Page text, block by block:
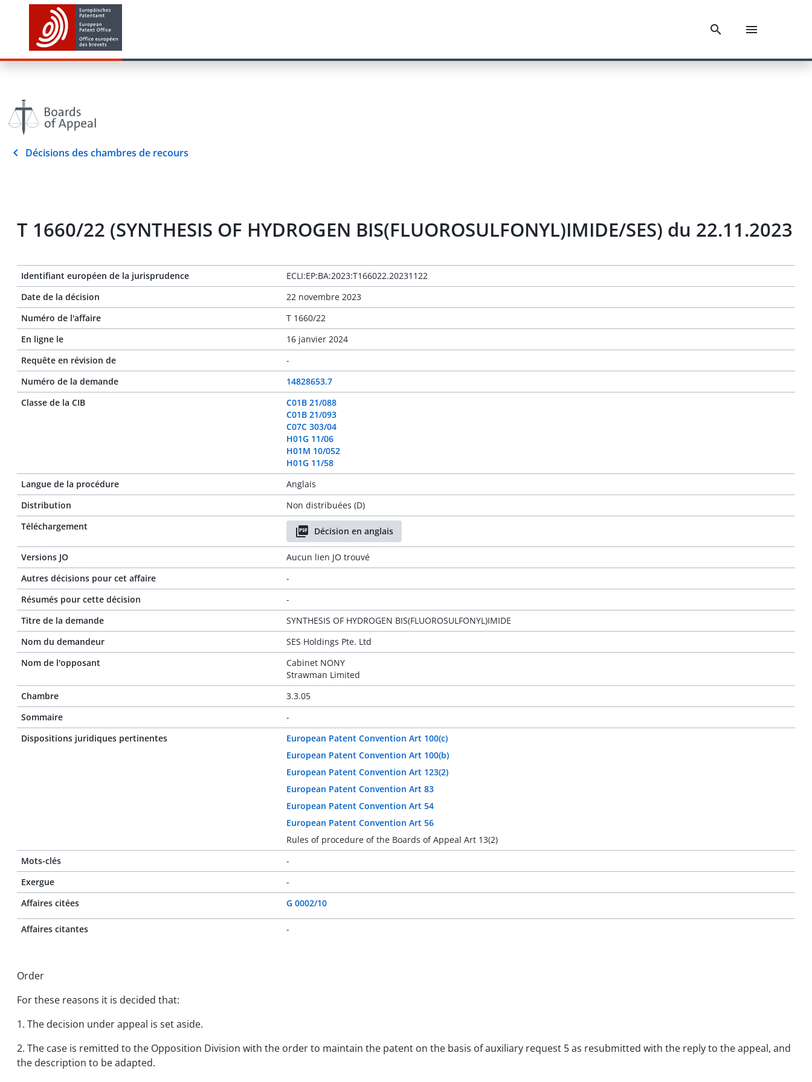
Décisions des chambres de recours
T 1660/22 (SYNTHESIS OF HYDROGEN BIS(FLUOROSULFONYL)IMIDE/SES) du 22.11.2023
Identifiant européen de la jurisprudence
ECLI:EP:BA:2023:T166022.20231122
Date de la décision
22 novembre 2023
Numéro de l'affaire
T 1660/22
En ligne le
16 janvier 2024
Requête en révision de
-
Numéro de la demande
14828653.7
Classe de la CIB
C01B 21/088
C01B 21/093
C07C 303/04
H01G 11/06
H01M 10/052
H01G 11/58
Langue de la procédure
Anglais
Distribution
Non distribuées (D)
Téléchargement
Décision en anglais
Versions JO
Aucun lien JO trouvé
Autres décisions pour cet affaire
-
Résumés pour cette décision
-
Titre de la demande
SYNTHESIS OF HYDROGEN BIS(FLUOROSULFONYL)IMIDE
Nom du demandeur
SES Holdings Pte. Ltd
Nom de l'opposant
Cabinet NONY
Strawman Limited
Chambre
3.3.05
Sommaire
-
Dispositions juridiques pertinentes
European Patent Convention Art 100(c)
European Patent Convention Art 100(b)
European Patent Convention Art 123(2)
European Patent Convention Art 83
European Patent Convention Art 54
European Patent Convention Art 56
Rules of procedure of the Boards of Appeal Art 13(2)
Mots-clés
-
Exergue
-
Affaires citées
G 0002/10
Affaires citantes -
Order
For these reasons it is decided that:
1. The decision under appeal is set aside.
2. The case is remitted to the Opposition Division with the order to maintain the patent on the basis of auxiliary request 5 as resubmitted with the reply to the appeal, and
the description to be adapted.